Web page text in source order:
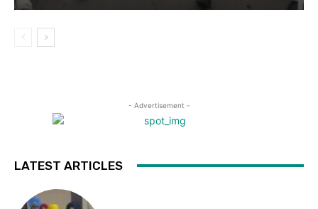
- Advertisement -
LATEST ARTICLES